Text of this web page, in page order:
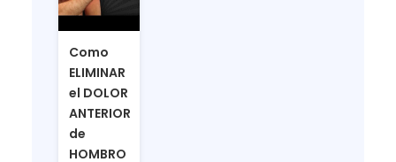
Como
ELIMINAR
el DOLOR
ANTERIOR
de
HOMBRO